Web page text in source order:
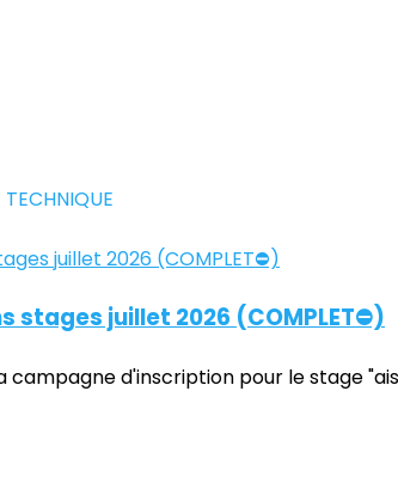
juillet 2026 (COMPLET⛔)
campagne d'inscription pour le stage